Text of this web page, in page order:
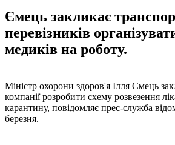
Ємець закликає
перевізників
медиків на роботу.
Міністр охорони здоров'я Ілля Ємець
компанії розробити схему розвезення
карантину, повідомляє прес-служба
березня.